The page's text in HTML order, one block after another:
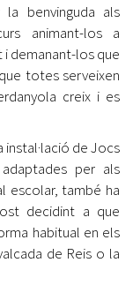
benvinguda als
animant-los a
demanant-los que
totes serveixen
creix i es
instal·lació de Jocs
per als
escolar, també ha
decidint a que
habitual en els
de Reis o la